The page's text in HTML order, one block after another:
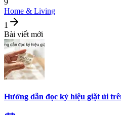
Home & Living
1
Bài viết mới
Hướng dẫn đọc ký hiệu giặt ủi